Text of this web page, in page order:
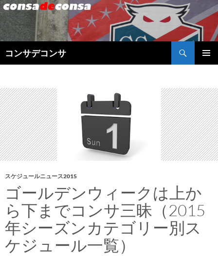
コンサデコンサ
索
ン
ツ
へ
ス
キ
ッ
プ
スケジュールニュース2015
ゴールデンウィークは上か
ら下までコンサ三昧（2015
年シーズンカテゴリー別ス
ケジュール一覧）